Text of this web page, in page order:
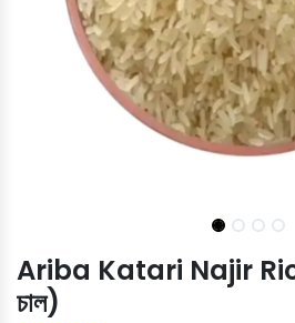
Ariba Katari Najir Rice
চাল)